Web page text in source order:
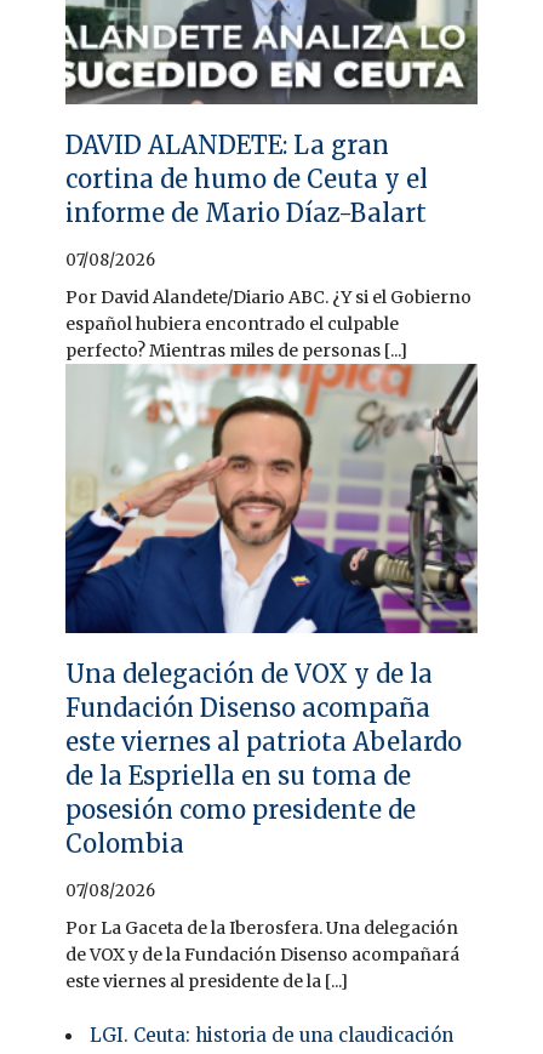
DAVID ALANDETE: La gran
cortina de humo de Ceuta y el
informe de Mario Díaz-Balart
07/08/2026
Por David Alandete/Diario ABC. ¿Y si el Gobierno
español hubiera encontrado el culpable
perfecto? Mientras miles de personas [...]
Una delegación de VOX y de la
Fundación Disenso acompaña
este viernes al patriota Abelardo
de la Espriella en su toma de
posesión como presidente de
Colombia
07/08/2026
Por La Gaceta de la Iberosfera. Una delegación
de VOX y de la Fundación Disenso acompañará
este viernes al presidente de la [...]
LGI. Ceuta: historia de una claudicación